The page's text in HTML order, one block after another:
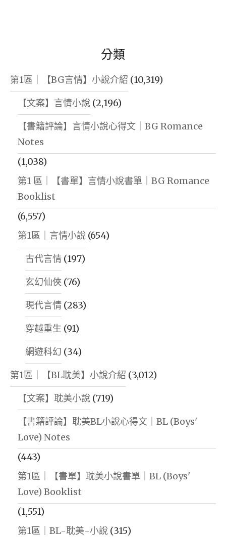
分類
第1區｜【BG言情】小說介紹 (10,319)
【文案】言情小說 (2,196)
【書籍評論】言情小說心得文｜BG Romance
Notes
(1,038)
第1 區｜【書單】言情小說書單｜BG Romance
Booklist
(6,557)
第1區｜言情小說 (654)
古代言情 (197)
玄幻仙俠 (76)
現代言情 (283)
穿越重生 (91)
網遊科幻 (34)
第1區｜【BL耽美】小說介紹 (3,012)
【文案】耽美小說 (719)
【書籍評論】耽美BL小說心得文｜BL (Boys'
Love) Notes
(443)
第1區｜【書單】耽美小說書單｜BL (Boys'
Love) Booklist
(1,551)
第1區｜BL-耽美-小說 (315)